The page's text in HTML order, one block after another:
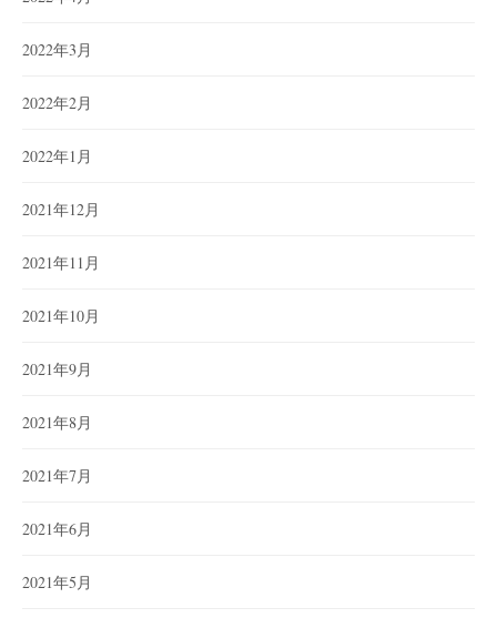
2022年3月
2022年2月
2022年1月
2021年12月
2021年11月
2021年10月
2021年9月
2021年8月
2021年7月
2021年6月
2021年5月